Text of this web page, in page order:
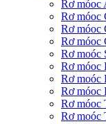
Rơ móoc
Rơ móoc
Rơ móoc
Rơ móoc
Rơ moóc
Rơ
Rơ moóc
Rơ móoc
Rơ móoc
Rơ